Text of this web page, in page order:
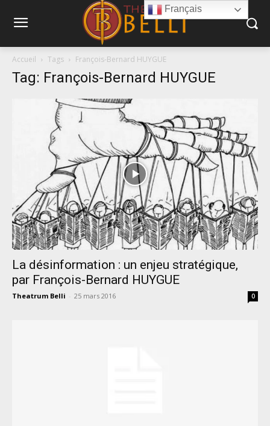
Accueil Tags François-Bernard HUYGUE
Tag: François-Bernard HUYGUE
La désinformation : un enjeu stratégique,
par François-Bernard HUYGUE
Theatrum Belli - 25 mars 2016 0
Français